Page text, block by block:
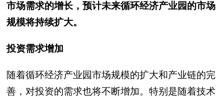
市场需求的增长，预计未来循环经济产业园的市场
规模将持续扩大。
投资需求增加
随着循环经济产业园市场规模的扩大和产业链的完
善，对投资的需求也将不断增加。特别是随着技术